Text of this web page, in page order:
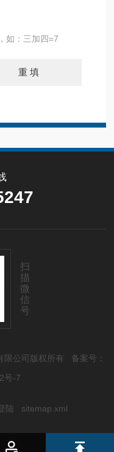
如：三加四=7
扫
描
微
信
号
限公司版权所有 备案号：
号-7
陆 sitemap.xml